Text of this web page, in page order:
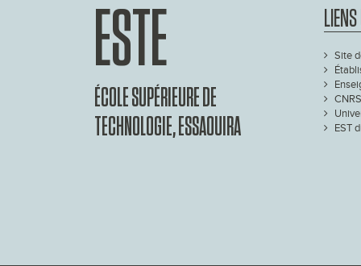
ESTE
ÉCOLE SUPÉRIEURE DE
TECHNOLOGIE, ESSAOUIRA
Site
EST